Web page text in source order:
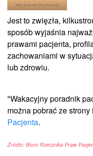
Jest to zwięzła,
sposób wyjaśnia
prawami pacjenta,
zachowaniami w
lub zdrowiu.
"Wakacyjny poradnik
można pobrać ze
Pacjenta.
Źródło: Biuro Rzecznika Praw